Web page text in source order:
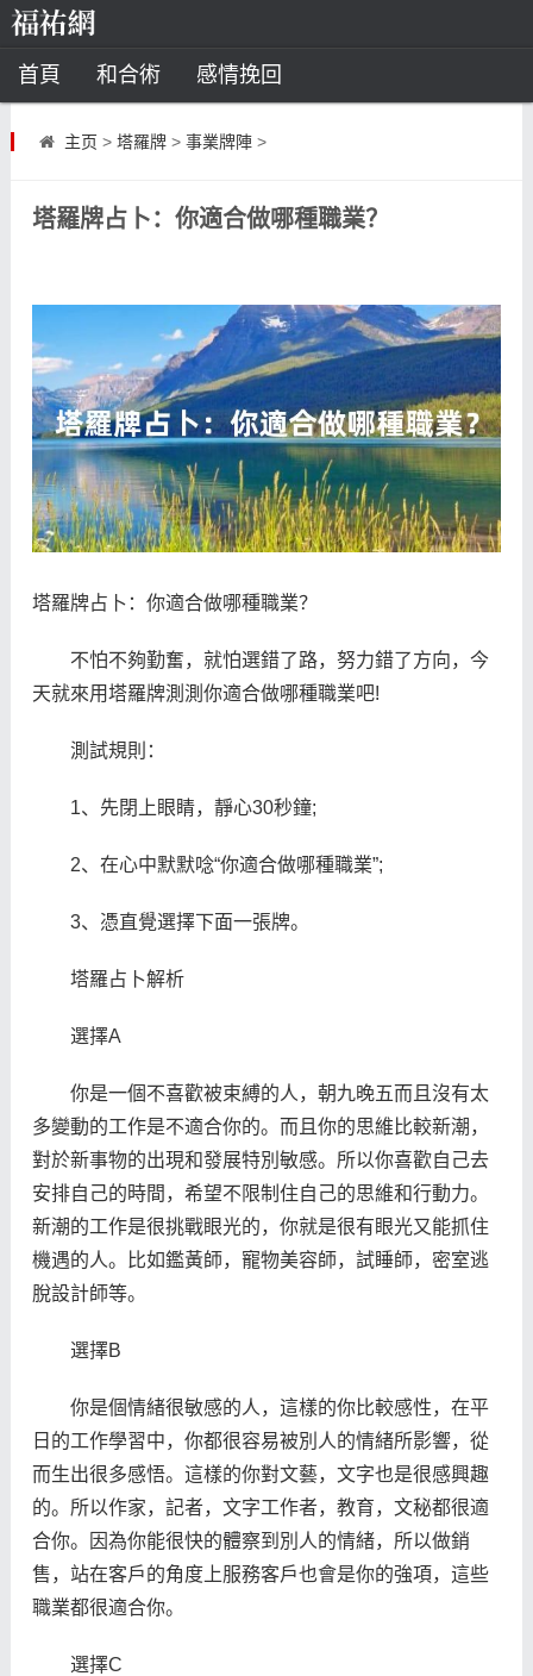
首頁 和合術 感情挽回
道教法事
星座
白羊座 水瓶座 摩羯座 射手座
算命
八字命理 八字合婚 運勢測算
主页 > 塔羅牌> 事業牌陣>
塔羅牌占卜：你適合做哪種職業？
塔羅牌占卜：你適合做哪種職業？
不怕不夠勤奮，就怕選錯了路，努力錯了方向，今
天就來用塔羅牌測測你適合做哪種職業吧!
測試規則：
1、先閉上眼睛，靜心30秒鐘;
2、在心中默默唸“你適合做哪種職業”;
3、憑直覺選擇下面一張牌。
塔羅占卜解析
選擇A
你是一個不喜歡被束縛的人，朝九晚五而且沒有太
多變動的工作是不適合你的。而且你的思維比較新潮，
對於新事物的出現和發展特別敏感。所以你喜歡自己去
安排自己的時間，希望不限制住自己的思維和行動力。
新潮的工作是很挑戰眼光的，你就是很有眼光又能抓住
機遇的人。比如鑑黃師，寵物美容師，試睡師，密室逃
脫設計師等。
選擇B
你是個情緒很敏感的人，這樣的你比較感性，在平
日的工作學習中，你都很容易被別人的情緒所影響，從
而生出很多感悟。這樣的你對文藝，文字也是很感興趣
的。所以作家，記者，文字工作者，教育，文秘都很適
合你。因為你能很快的體察到別人的情緒，所以做銷
售，站在客戶的角度上服務客戶也會是你的強項，這些
職業都很適合你。
選擇C